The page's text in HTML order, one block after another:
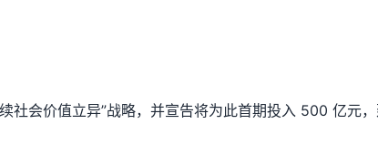
社会价值立异”战略，并宣告将为此首期投入 500 亿元